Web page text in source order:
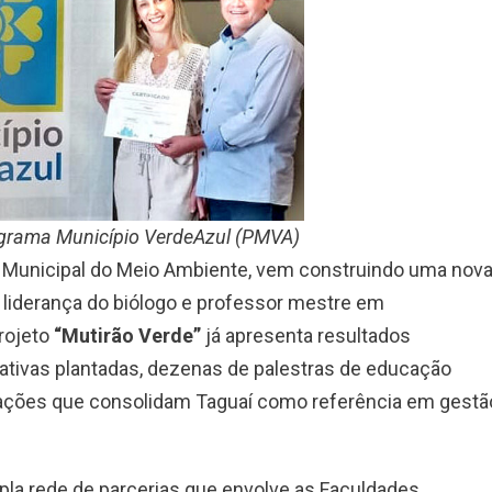
Município VerdeAzul (PMVA)
do Meio Ambiente, vem construindo uma nova
do biólogo e professor mestre em
“Mutirão Verde” já apresenta resultados
plantadas, dezenas de palestras de educação
que consolidam Taguaí como referência em